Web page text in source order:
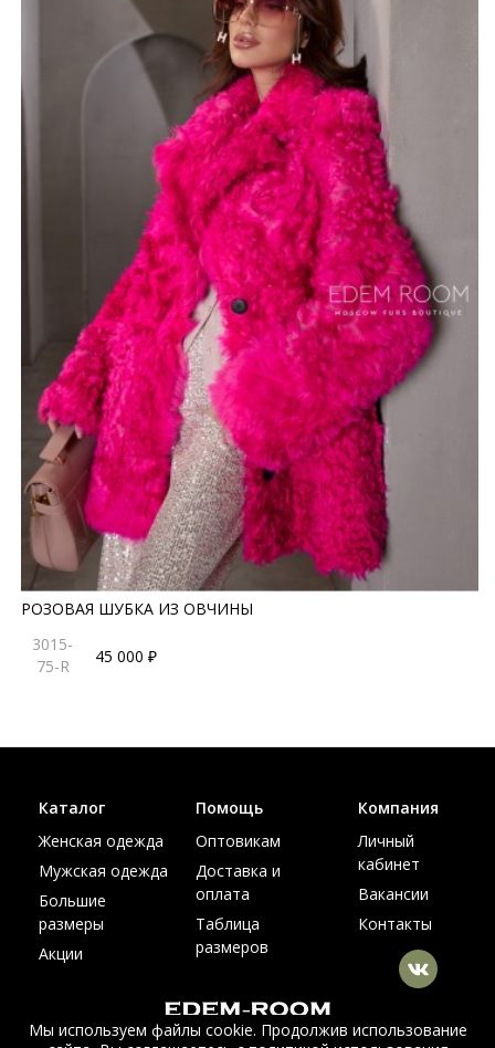
РОЗОВАЯ ШУБКА ИЗ ОВЧИНЫ
3015-
75-R
45 000 ₽
Каталог
Женская одежда
Мужская одежда
Большие
размеры
Акции
Помощь
Оптовикам
Доставка и
оплата
Таблица
размеров
Компания
Личный
кабинет
Вакансии
Контакты
Мы используем файлы cookie. Продолжив использование